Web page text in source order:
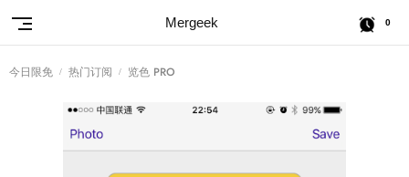
Mergeek 0
今日限免 热门订阅 览色 PRO